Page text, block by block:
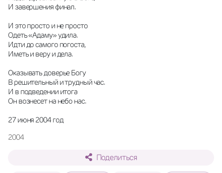
И завершения финал.
И это просто и не просто
Одеть «Адаму» удила.
Идти до самого погоста,
Иметь и веру и дела.
Оказывать доверье Богу
В решительный и трудный час.
И в подведении итога
Он вознесет на небо нас.
27 июня 2004 год
2004
Поделиться